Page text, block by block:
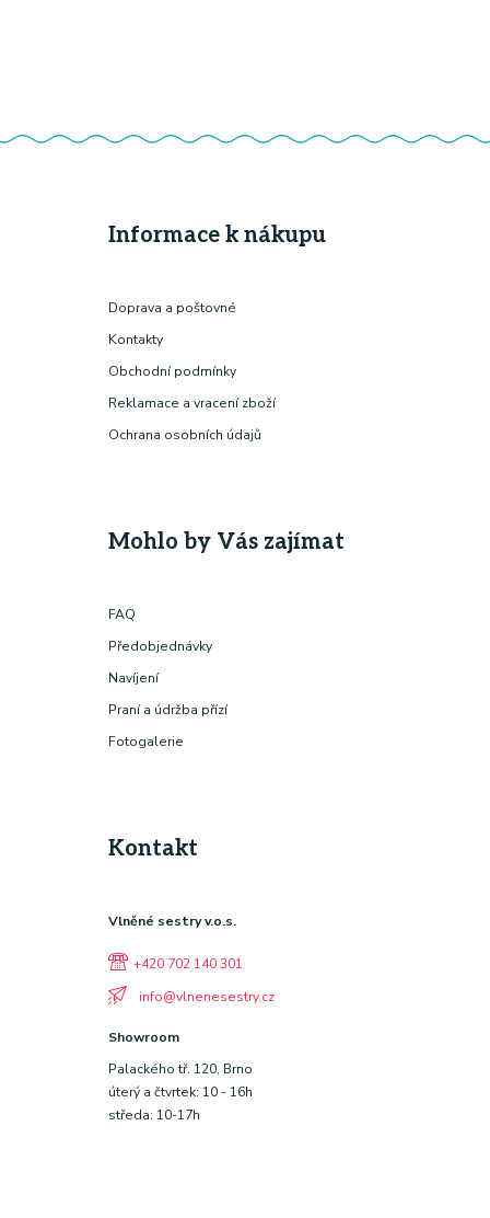
Informace k nákupu
Doprava a poštovné
Kontakty
Obchodní podmínky
Reklamace a vracení zboží
Ochrana osobních údajů
Mohlo by Vás zajímat
FAQ
Předobjednávky
Navíjení
Praní a údržba přízí
Fotogalerie
Kontakt
Vlněné sestry v.o.s.
+420 702 140 301
info@vlnenesestry.cz
Showroom
Palackého tř. 120, Brno
úterý a čtvrtek: 10 - 16h
středa: 10-17h